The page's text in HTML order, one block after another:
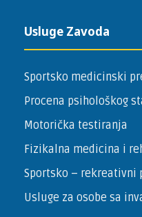
Usluge Zavoda
Sportsko medicinski
Procena psihološkog
Motorička testiranja
Fizikalna medicina i
Sportsko – ­rekreativni
Usluge za osobe sa